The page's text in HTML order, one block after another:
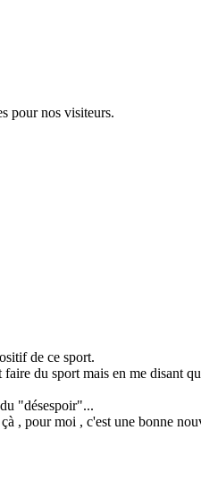
pour nos visiteurs.
de ce sport.
du sport mais en me disant
"désespoir"...
, pour moi , c'est une bonne